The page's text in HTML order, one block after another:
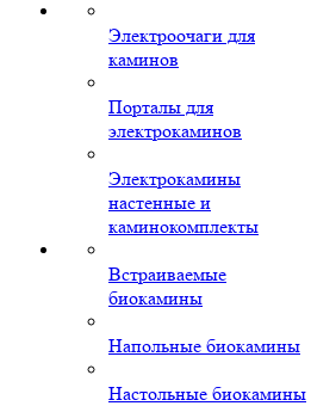
Электроочаги для
каминов
Порталы для
электрокаминов
Электрокамины
настенные и
каминокомплекты
Встраиваемые
биокамины
Напольные биокамины
Настольные биокамины